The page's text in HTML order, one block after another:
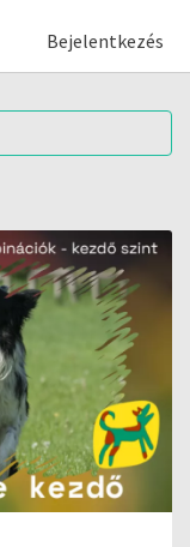
Bejelentkezés